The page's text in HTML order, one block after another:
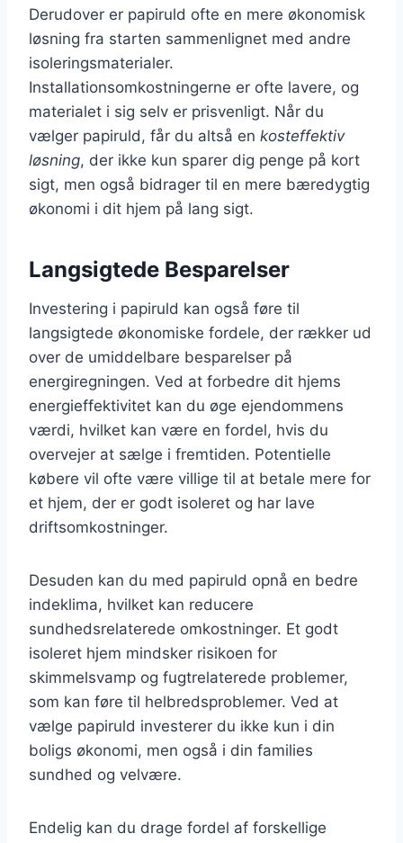
Derudover er papiruld ofte en mere økonomisk
løsning fra starten sammenlignet med andre
isoleringsmaterialer.
Installationsomkostningerne er ofte lavere, og
materialet i sig selv er prisvenligt. Når du
vælger papiruld, får du altså en kosteffektiv
løsning, der ikke kun sparer dig penge på kort
sigt, men også bidrager til en mere bæredygtig
økonomi i dit hjem på lang sigt.
Langsigtede Besparelser
Investering i papiruld kan også føre til
langsigtede økonomiske fordele, der rækker ud
over de umiddelbare besparelser på
energiregningen. Ved at forbedre dit hjems
energieffektivitet kan du øge ejendommens
værdi, hvilket kan være en fordel, hvis du
overvejer at sælge i fremtiden. Potentielle
købere vil ofte være villige til at betale mere for
et hjem, der er godt isoleret og har lave
driftsomkostninger.
Desuden kan du med papiruld opnå en bedre
indeklima, hvilket kan reducere
sundhedsrelaterede omkostninger. Et godt
isoleret hjem mindsker risikoen for
skimmelsvamp og fugtrelaterede problemer,
som kan føre til helbredsproblemer. Ved at
vælge papiruld investerer du ikke kun i din
boligs økonomi, men også i din families
sundhed og velvære.
Endelig kan du drage fordel af forskellige